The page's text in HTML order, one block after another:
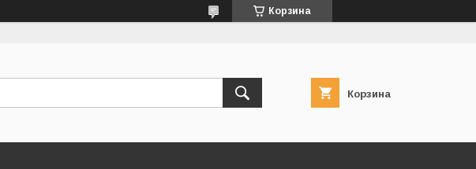
Корзина
Корзина